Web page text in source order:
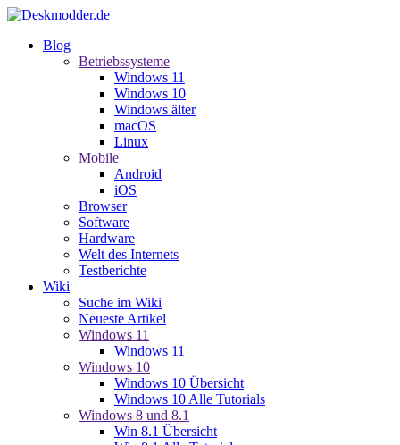
Blog
Betriebssysteme
Windows 11
Windows 10
Windows älter
macOS
Linux
Mobile
Android
iOS
Browser
Software
Hardware
Welt des Internets
Testberichte
Wiki
Suche im Wiki
Neueste Artikel
Windows 11
Windows 11
Windows 10
Windows 10 Übersicht
Windows 10 Alle Tutorials
Windows 8 und 8.1
Win 8.1 Übersicht